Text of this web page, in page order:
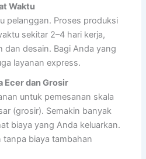
Waktu
pelanggan. Proses produksi
sekitar 2–4 hari kerja,
dan desain. Bagi Anda yang
layanan express.
Ecer dan Grosir
untuk pemesanan skala
(grosir). Semakin banyak
biaya yang Anda keluarkan.
biaya tambahan